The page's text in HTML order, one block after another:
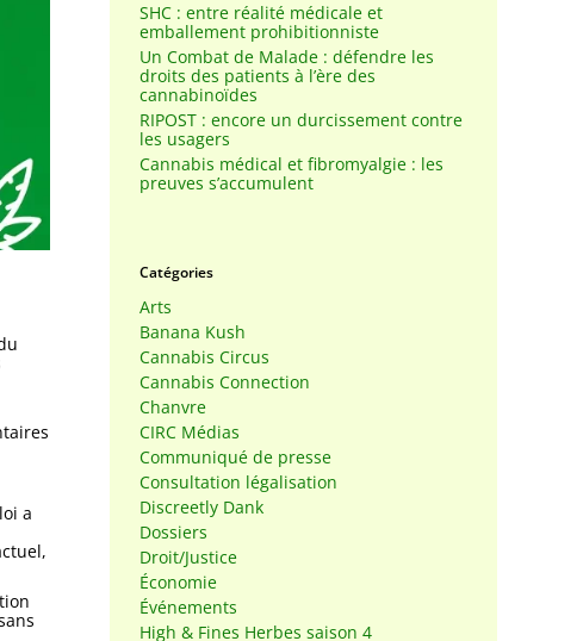
a
SHC : entre réalité médicale et
emballement prohibitionniste
Un Combat de Malade : défendre les
droits des patients à l’ère des
cannabinoïdes
RIPOST : encore un durcissement contre
les usagers
Cannabis médical et fibromyalgie : les
preuves s’accumulent
Catégories
Arts
Banana Kush
Cannabis Circus
Cannabis Connection
Chanvre
CIRC Médias
Communiqué de presse
Consultation légalisation
Discreetly Dank
Dossiers
Droit/Justice
Économie
Événements
High & Fines Herbes saison 4